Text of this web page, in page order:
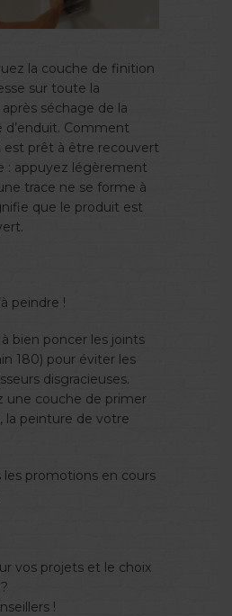
la couche de finition
sur toute la
séchage de la
Comment
est prêt à être recouvert
: appuyez légèrement
trace ne se forme à
que le produit est
peindre !
bien poncer les joints
180) pour éviter les
disgracieuses.
une couche de primer
la peinture de votre
promotions en cours
vos projets et le choix
!